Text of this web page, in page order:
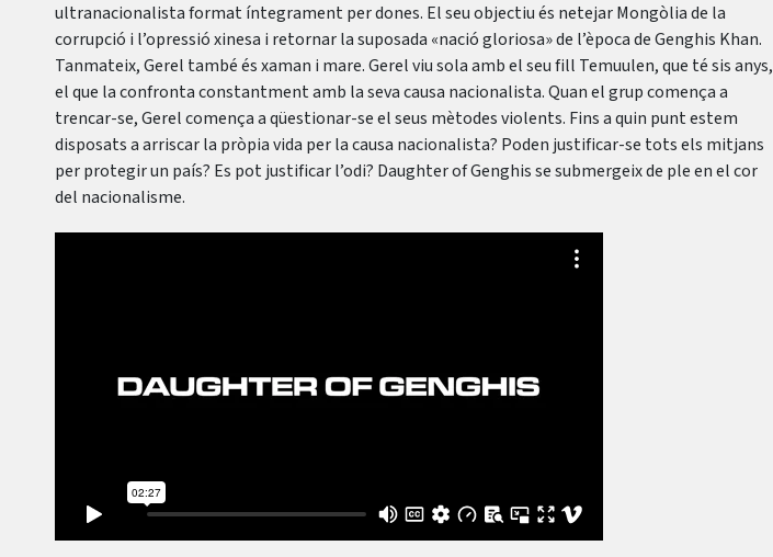
ultranacionalista format íntegrament per dones. El seu objectiu és netejar Mongòlia de la
corrupció i l’opressió xinesa i retornar la suposada «nació gloriosa» de l’època de Genghis Khan.
Tanmateix, Gerel també és xaman i mare. Gerel viu sola amb el seu fill Temuulen, que té sis anys,
el que la confronta constantment amb la seva causa nacionalista. Quan el grup comença a
trencar-se, Gerel comença a qüestionar-se el seus mètodes violents. Fins a quin punt estem
disposats a arriscar la pròpia vida per la causa nacionalista? Poden justificar-se tots els mitjans
per protegir un país? Es pot justificar l’odi? Daughter of Genghis se submergeix de ple en el cor
del nacionalisme.